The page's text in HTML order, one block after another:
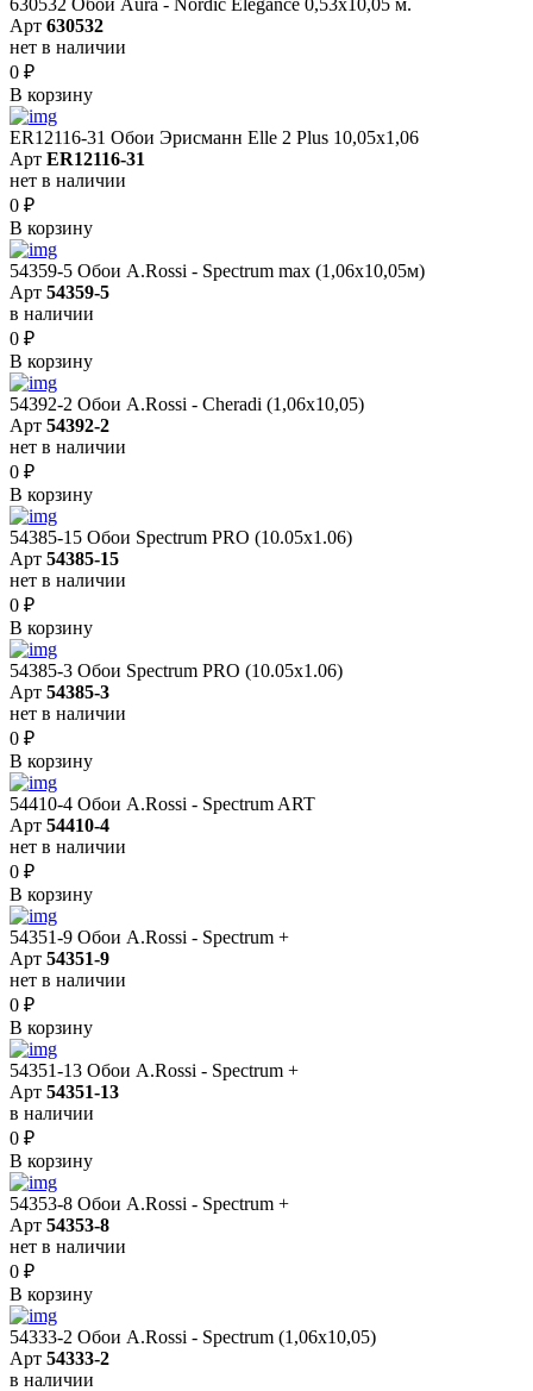
Арт 630532
нет в наличии
0 ₽
В корзину
ER12116-31 Обои Эрисманн Elle 2 Plus 10,05x1,06
Арт ER12116-31
нет в наличии
0 ₽
В корзину
54359-5 Обои A.Rossi - Spectrum max (1,06x10,05м)
Арт 54359-5
в наличии
0 ₽
В корзину
54392-2 Обои A.Rossi - Cheradi (1,06x10,05)
Арт 54392-2
нет в наличии
0 ₽
В корзину
54385-15 Обои Spectrum PRO (10.05х1.06)
Арт 54385-15
нет в наличии
0 ₽
В корзину
54385-3 Обои Spectrum PRO (10.05х1.06)
Арт 54385-3
нет в наличии
0 ₽
В корзину
54410-4 Обои A.Rossi - Spectrum ART
Арт 54410-4
нет в наличии
0 ₽
В корзину
54351-9 Обои A.Rossi - Spectrum +
Арт 54351-9
нет в наличии
0 ₽
В корзину
54351-13 Обои A.Rossi - Spectrum +
Арт 54351-13
в наличии
0 ₽
В корзину
54353-8 Обои A.Rossi - Spectrum +
Арт 54353-8
нет в наличии
0 ₽
В корзину
54333-2 Обои A.Rossi - Spectrum (1,06x10,05)
Арт 54333-2
в наличии